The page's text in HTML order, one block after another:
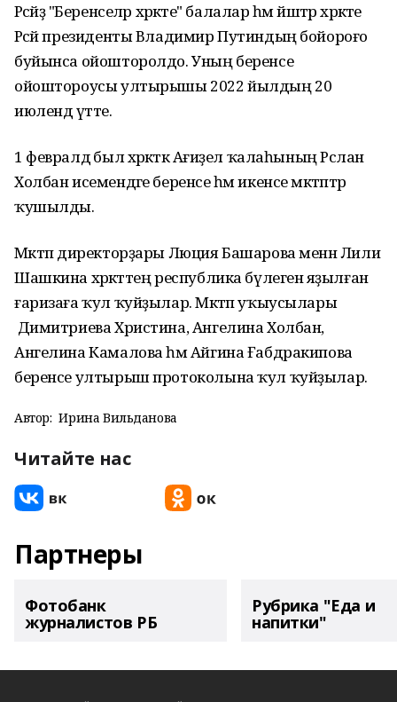
Рәсәйҙә "Беренселәр хәрәкәте" балалар һәм йәштәр хәрәкәте
Рәсәй президенты Владимир Путиндың бойороғо
буйынса ойошторолдо. Уның беренсе
ойоштороусы ултырышы 2022 йылдың 20
июлендә үтте.
1 февралдә был хәрәкәткә Ағиҙел ҡалаһының Рәслан
Холбан исемендәге беренсе һәм икенсе мәктәптәр
ҡушылды.
Мәктәп директорҙары Люция Башарова менән Лилиә
Шашкина хәрәкәттең республика бүлегенә яҙылған
ғаризаға ҡул ҡуйҙылар. Мәктәп уҡыусылары
Димитриева Христина, Ангелина Холбан,
Ангелина Камалова һәм Айгина Ғабдракипова
беренсе ултырыш протоколына ҡул ҡуйҙылар.
Автор: Ирина Вильданова
Читайте нас
Партнеры
Фотобанк
журналистов РБ
Рубрика "Еда и
напитки"